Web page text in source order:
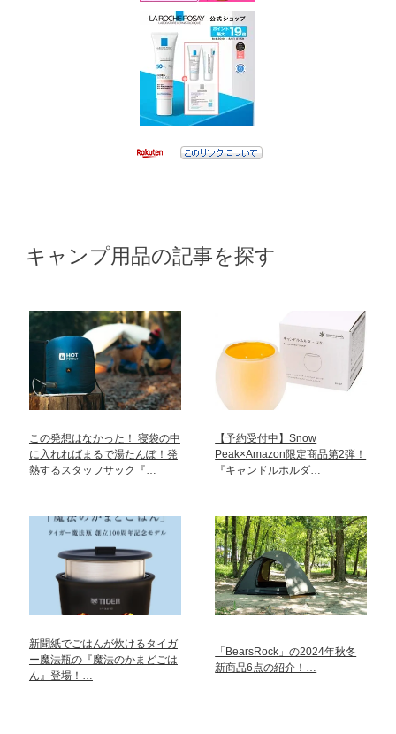
キャンプ用品の記事を探す
この発想はなかった！ 寝袋の中
に入れればまるで湯たんぽ！発
熱するスタッフサック『…
【予約受付中】Snow
Peak×Amazon限定商品第2弾！
『キャンドルホルダ…
新聞紙でごはんが炊けるタイガ
ー魔法瓶の『魔法のかまどごは
ん』登場！…
「BearsRock」の2024年秋冬
新商品6点の紹介！…